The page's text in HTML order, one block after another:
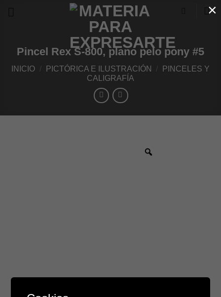
Pincel Rex S-800, plano pelo pony #5
INICIO / PICTÓRICA E ILUSTRACIÓN /
PINCELES Y
CALIGRAFÍA
×